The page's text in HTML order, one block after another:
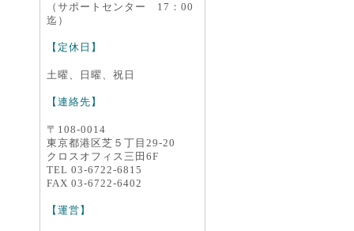
JAN Code : 4963783412667
※個人様宅宛に代金引換サービスでお届
ビス以外のご決済方法を選択ください。
（サポートセンター 17：00
迄）
【定休日】
土曜、日曜、祝日
【連絡先】
〒108-0014
東京都港区芝５丁目29-20
クロスオフィス三田6F
TEL 03-6722-6815
FAX 03-6722-6402
【運営】